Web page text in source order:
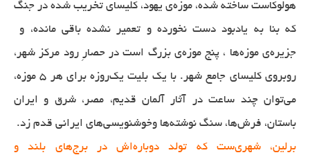
هولوکاست ساخته شده، موزه‌ی یهود، کلیسای تخریب شده‌ در جنگ
که بنا به یادبود دست نخورده و تعمیر نشده باقی مانده، و ‌
جزیره‌ی موزه‌‌ها ، پنج موزه‌‌ی بزرگ است در حصارِ رود مرکز شهر،
روبروی کلیسای جامع شهر. با یک بلیت یک‌روزه برای هر ۵ موزه،
می‌توان چند ساعت در آثار آلمان قدیم، مصر، شرق و ایران
باستان، فرش‌ها، سنگ نوشته‌ها وخوشنویسی‌های ایرانی قدم زد.
برلین، شهری‌ست که تولد دوباره‌اش در برج‌های بلند و